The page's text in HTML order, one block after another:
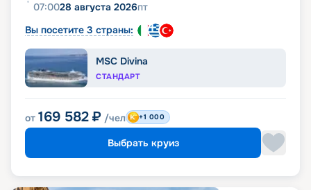
07:0028 августа 2026пт
Вы посетите 3 страны:
MSC Divina
СТАНДАРТ
от 169 582 ₽ /чел +1 000
Выбрать круиз